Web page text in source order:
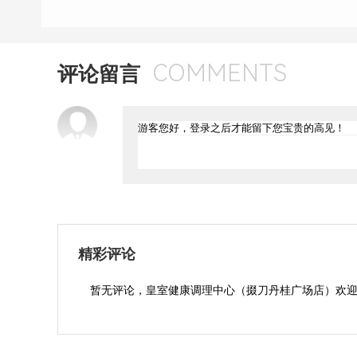
评论留言 COMMENTS
精彩评论
暂无评论，皇室健康调理中心（掇刀丹桂广场店）欢迎